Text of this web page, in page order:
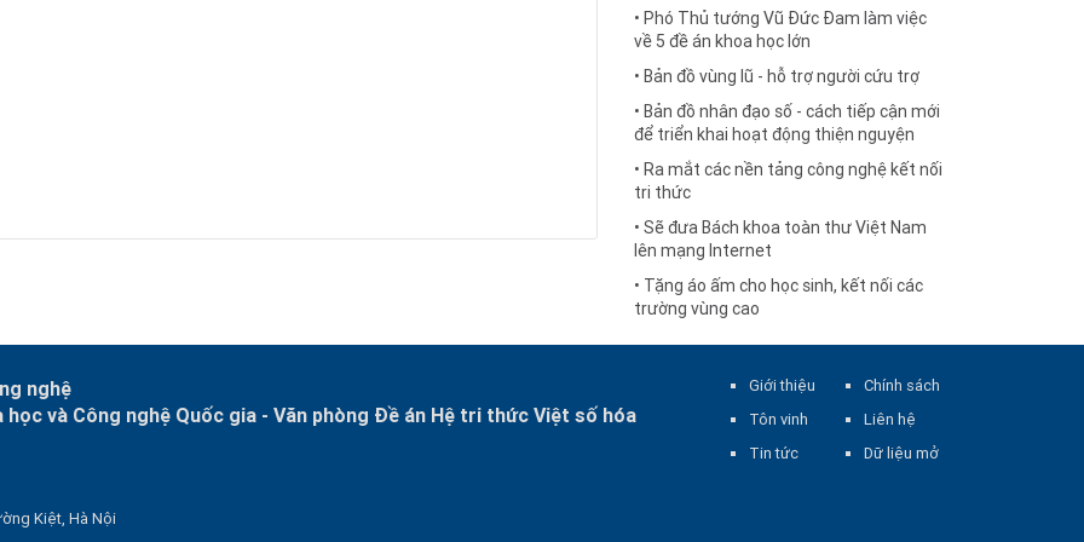
• Phó Thủ tướng Vũ Đức Đam làm việc
về 5 đề án khoa học lớn
• Bản đồ vùng lũ - hỗ trợ người cứu trợ
• Bản đồ nhân đạo số - cách tiếp cận mới
để triển khai hoạt động thiện nguyện
• Ra mắt các nền tảng công nghệ kết nối
tri thức
• Sẽ đưa Bách khoa toàn thư Việt Nam
lên mạng Internet
• Tặng áo ấm cho học sinh, kết nối các
trường vùng cao
nghệ
và Công nghệ Quốc gia - Văn phòng Đề án Hệ tri thức Việt số hóa
Kiệt, Hà Nội
Giới thiệu
Tôn vinh
Tin tức
Chính sách
Liên hệ
Dữ liệu mở